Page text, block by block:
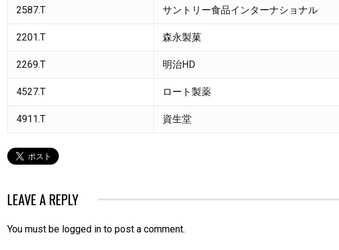
2587.T サントリー食品インターナショナル
2201.T 森永製菓
2269.T 明治HD
4527.T ロート製薬
4911.T 資生堂
LEAVE A REPLY
You must be logged in to post a comment.